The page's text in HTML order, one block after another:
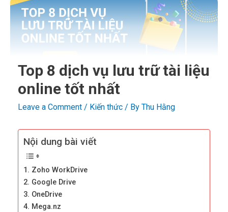
Top 8 dịch vụ lưu trữ tài liệu
online tốt nhất
Leave a Comment / Kiến thức / By Thu Hằng
Nội dung bài viết
1. Zoho WorkDrive
2. Google Drive
3. OneDrive
4. Mega.nz